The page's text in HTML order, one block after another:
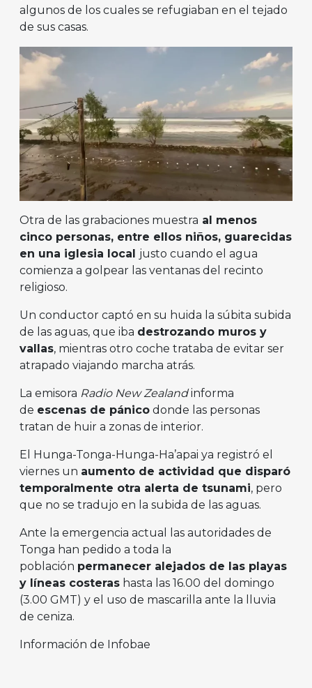
algunos de los cuales se refugiaban en el tejado
de sus casas.
Otra de las grabaciones muestra al menos
cinco personas, entre ellos niños, guarecidas
en una iglesia local justo cuando el agua
comienza a golpear las ventanas del recinto
religioso.
Un conductor captó en su huida la súbita subida
de las aguas, que iba destrozando muros y
vallas, mientras otro coche trataba de evitar ser
atrapado viajando marcha atrás.
La emisora Radio New Zealandinforma
de escenas de pánico donde las personas
tratan de huir a zonas de interior.
El Hunga-Tonga-Hunga-Ha’apai ya registró el
viernes un aumento de actividad que disparó
temporalmente otra alerta de tsunami, pero
que no se tradujo en la subida de las aguas.
Ante la emergencia actual las autoridades de
Tonga han pedido a toda la
población permanecer alejados de las playas
y líneas costeras hasta las 16.00 del domingo
(3.00 GMT) y el uso de mascarilla ante la lluvia
de ceniza.
Información de Infobae